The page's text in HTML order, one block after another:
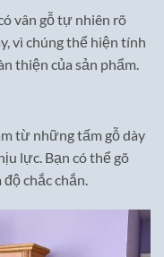
vân gỗ tự nhiên rõ
vì chúng thể hiện tính
thiện của sản phẩm.
từ những tấm gỗ dày
lực. Bạn có thể gõ
chắc chắn.